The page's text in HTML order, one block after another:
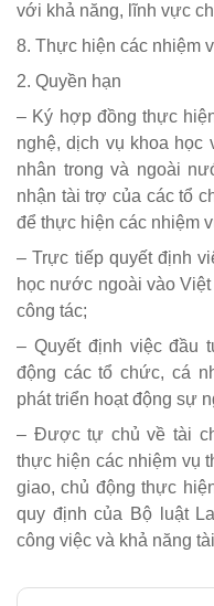
với khả năng, lĩnh vực
8. Thực hiện các nhiệm
2. Quyền hạn
– Ký hợp đồng thực
nghệ, dịch vụ khoa học
nhân trong và ngoài
nhận tài trợ của các tổ
để thực hiện các nhiệm
– Trực tiếp quyết định
học nước ngoài vào
công tác;
– Quyết định việc đầu
động các tổ chức, cá
phát triển hoạt động sự
– Được tự chủ về tài
thực hiện các nhiệm vụ
giao, chủ động thực
quy định của Bộ luật
công việc và khả năng